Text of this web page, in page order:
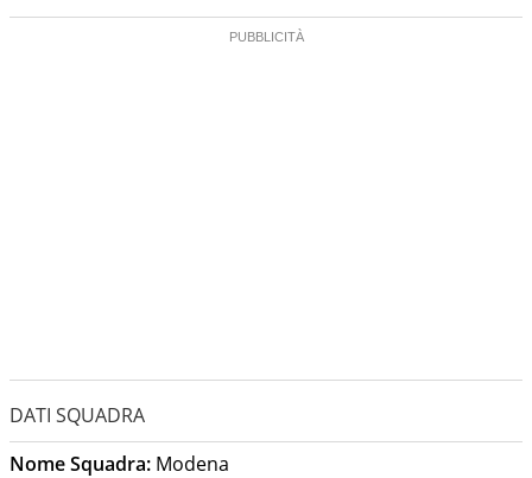
DATI SQUADRA
Nome Squadra: Modena